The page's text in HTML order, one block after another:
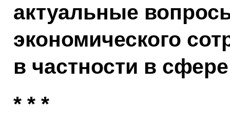
актуальные
экономического
в частности в
* * *